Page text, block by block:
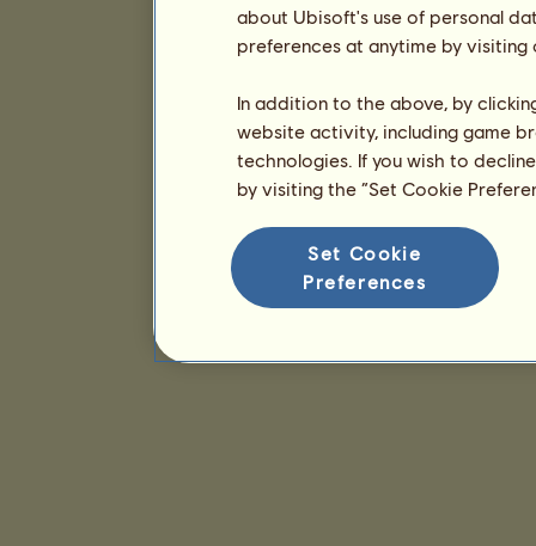
about Ubisoft's use of personal
preferences at anytime by
In addition to the above, by
website activity, including game
technologies. If you wish to
by visiting the “Set Cookie
Set Cookie
Preferences